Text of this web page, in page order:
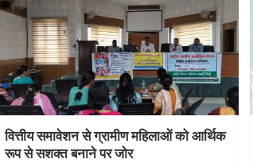
वित्तीय समावेशन से ग्रामीण महिलाओं को आर्थिक
रूप से सशक्त बनाने पर जोर